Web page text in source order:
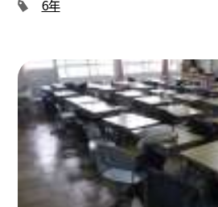
6年